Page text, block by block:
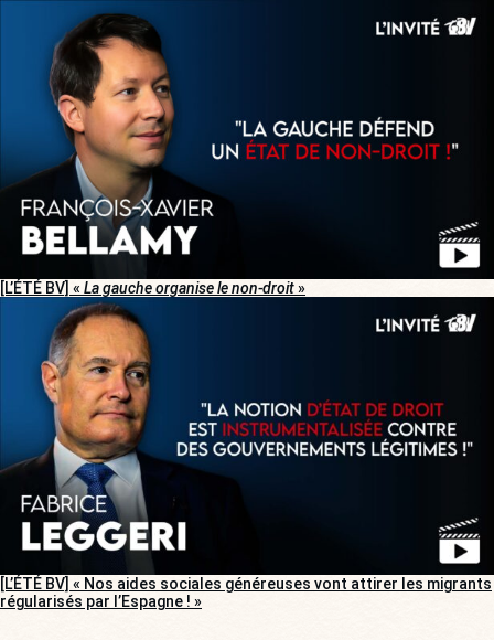
[L’ÉTÉ BV] « La gauche organise le non-droit»
[L’ÉTÉ BV] « Nos aides sociales généreuses vont attirer les migrants
régularisés par l’Espagne ! »